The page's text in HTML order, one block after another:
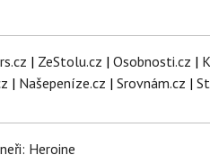
| ZeStolu.cz | Osobnosti.cz |
| Našepeníze.cz | Srovnám.cz |
Heroine